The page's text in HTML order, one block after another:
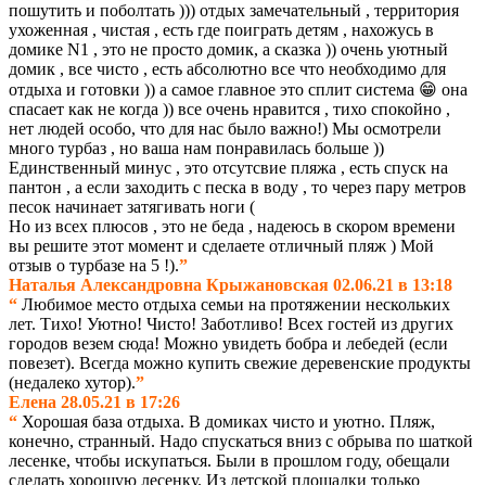
пошутить и поболтать ))) отдых замечательный , территория
ухоженная , чистая , есть где поиграть детям , нахожусь в
домике N1 , это не просто домик, а сказка )) очень уютный
домик , все чисто , есть абсолютно все что необходимо для
отдыха и готовки )) а самое главное это сплит система 😁 она
спасает как не когда )) все очень нравится , тихо спокойно ,
нет людей особо, что для нас было важно!) Мы осмотрели
много турбаз , но ваша нам понравилась больше ))
Единственный минус , это отсутсвие пляжа , есть спуск на
пантон , а если заходить с песка в воду , то через пару метров
песок начинает затягивать ноги (
Но из всех плюсов , это не беда , надеюсь в скором времени
вы решите этот момент и сделаете отличный пляж ) Мой
отзыв о турбазе на 5 !).”
Наталья Александровна Крыжановская 02.06.21 в 13:18
“ Любимое место отдыха семьи на протяжении нескольких
лет. Тихо! Уютно! Чисто! Заботливо! Всех гостей из других
городов везем сюда! Можно увидеть бобра и лебедей (если
повезет). Всегда можно купить свежие деревенские продукты
(недалеко хутор).”
Елена 28.05.21 в 17:26
“ Хорошая база отдыха. В домиках чисто и уютно. Пляж,
конечно, странный. Надо спускаться вниз с обрыва по шаткой
лесенке, чтобы искупаться. Были в прошлом году, обещали
сделать хорошую лесенку. Из детской площадки только